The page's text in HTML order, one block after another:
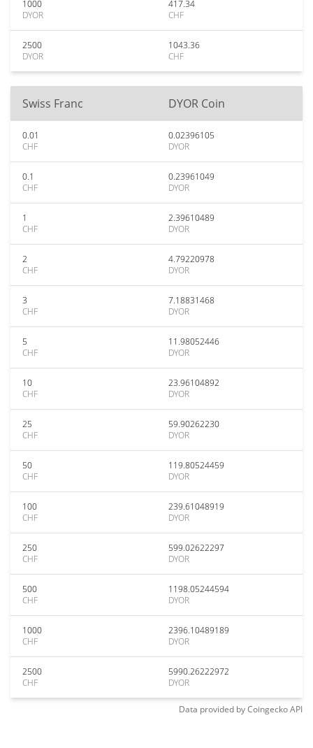
1000
DYOR
417.34
CHF
2500
DYOR
1043.36
CHF
Swiss Franc DYOR Coin
0.01
CHF
0.02396105
DYOR
0.1
CHF
0.23961049
DYOR
1
CHF
2.39610489
DYOR
2
CHF
4.79220978
DYOR
3
CHF
7.18831468
DYOR
5
CHF
11.98052446
DYOR
10
CHF
23.96104892
DYOR
25
CHF
59.90262230
DYOR
50
CHF
119.80524459
DYOR
100
CHF
239.61048919
DYOR
250
CHF
599.02622297
DYOR
500
CHF
1198.05244594
DYOR
1000
CHF
2396.10489189
DYOR
2500
CHF
5990.26222972
DYOR
Data provided byCoingeckoAPI